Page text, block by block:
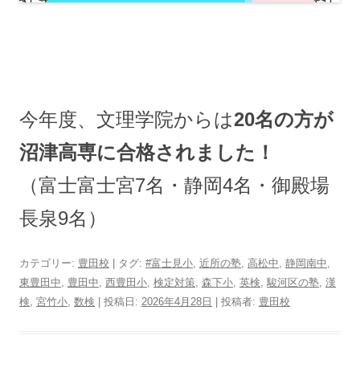
今年度、文理学院からは20名の方が
沼津高専に合格されました！
（富士富士宮7名・静岡4名・御殿場
長泉9名）
カテゴリー: 豊田校 | タグ: #富士見小, 近所の塾, 高松中, 静岡南中,
東豊田中, 豊田中, 西豊田小, 検定対策, 森下小, 英検, 駿河区の塾, 漢
検, 宮竹小, 数検 | 投稿日: 2026年4月28日 投稿者: 豊田校